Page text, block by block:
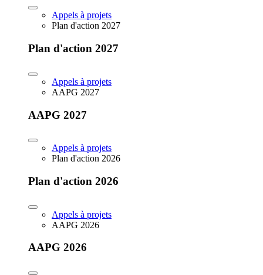
Appels à projets
Plan d'action 2027
Plan d'action 2027
Appels à projets
AAPG 2027
AAPG 2027
Appels à projets
Plan d'action 2026
Plan d'action 2026
Appels à projets
AAPG 2026
AAPG 2026